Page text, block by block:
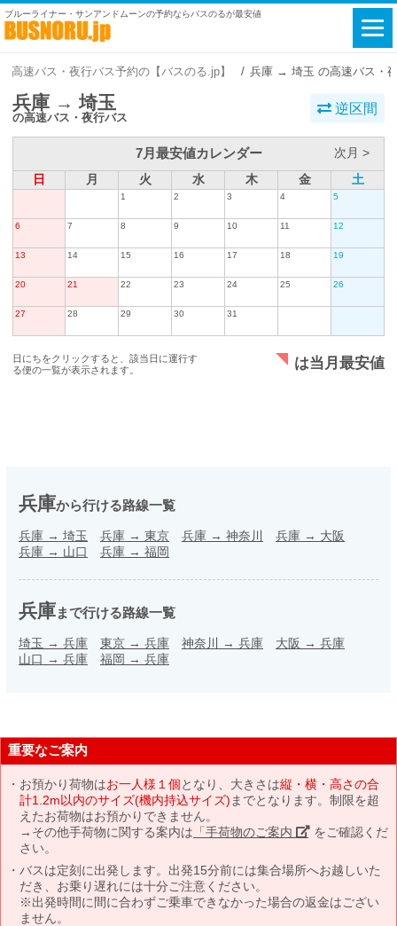
ブルーライナー・サンアンドムーンの予約ならバスのるが最安値
高速バス・夜行バス予約の【バスのる.jp】 兵庫 → 埼玉 の高速バス・
兵庫 → 埼玉
の高速バス・夜行バス
逆区間
7月最安値カレンダー
次月 >
日
月 火 水 木 金 土
1 2 3 4 5
6 7 8 9 10 11 12
13 14 15 16 17 18 19
20 21 22 23 24 25 26
27 28 29 30 31
日にちをクリックすると、該当日に運行す
る便の一覧が表示されます。
は当月最安値
兵庫から行ける路線一覧
兵庫 → 埼玉 兵庫 → 東京 兵庫 → 神奈川 兵庫 → 大阪
兵庫 → 山口 兵庫 → 福岡
兵庫まで行ける路線一覧
埼玉 → 兵庫 東京 → 兵庫 神奈川 → 兵庫 大阪 → 兵庫
山口 → 兵庫 福岡 → 兵庫
重要なご案内
お預かり荷物はお一人様１個となり、大きさは縦・横・高さの合
計1.2m以内のサイズ(機内持込サイズ) までとなります。制限を超
えたお荷物はお預かりできません。
→その他手荷物に関する案内は 「手荷物のご案内」 をご確認くだ
さい。
バスは定刻に出発します。出発15分前には集合場所へお越しいた
だき、お乗り遅れには十分ご注意ください。
※出発時間に間に合わずご乗車できなかった場合の返金はござい
ません。